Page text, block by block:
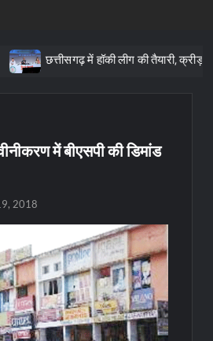
में हॉकी लीग की तैयारी, क्रीड़ा प्रोत्साहन
में बीएसपी की डिमांड
2018